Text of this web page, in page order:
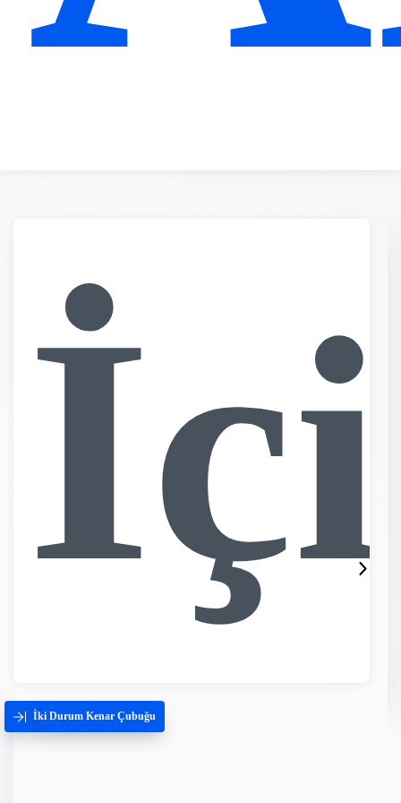
İki Durum Kenar Çubuğu